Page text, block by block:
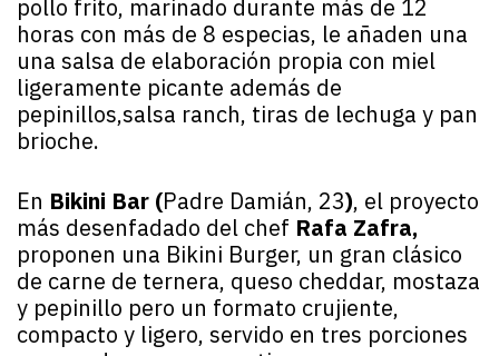
pollo frito, marinado durante más de 12
horas con más de 8 especias, le añaden una
una salsa de elaboración propia con miel
ligeramente picante además de
pepinillos,salsa ranch, tiras de lechuga y pan
brioche.
En Bikini Bar (Padre Damián, 23), el proyecto
más desenfadado del chef Rafa Zafra,
proponen una Bikini Burger, un gran clásico
de carne de ternera, queso cheddar, mostaza
y pepinillo pero un formato crujiente,
compacto y ligero, servido en tres porciones